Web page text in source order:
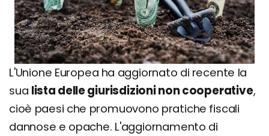
L'Unione Europea ha aggiornato di recente la
sua lista delle giurisdizioni non cooperative,
cioè paesi che promuovono pratiche fiscali
dannose e opache. L'aggiornamento di